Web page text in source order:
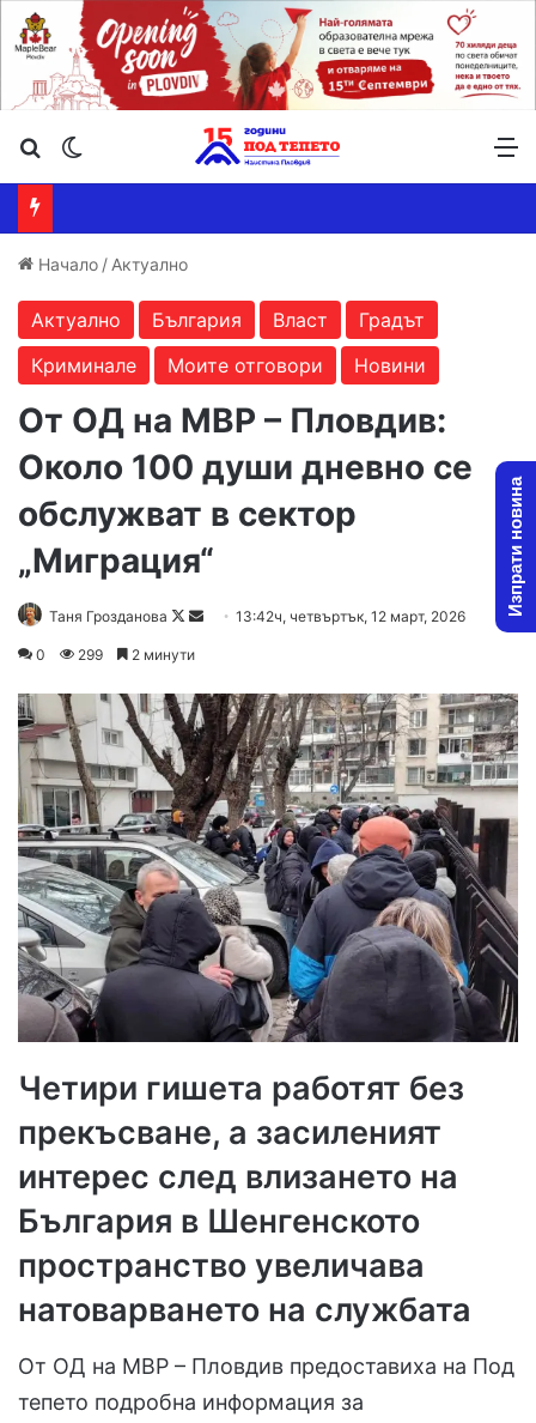
Търсене ...
Начало / Актуално
Актуално България Власт
Градът
Криминале
Моите отговори Новини
От ОД на МВР – Пловдив:
Около 100 души дневно се
обслужват в сектор
„Миграция“
Таня Грозданова
Follow
Send13:42ч, четвъртък, 12 март, 2026
0 299 2 минути
Четири гишета работят без
прекъсване, а засиленият
интерес след влизането на
България в Шенгенското
пространство увеличава
натоварването на службата
От ОД на МВР – Пловдив предоставиха на Под
тепето подробна информация за
Изпрати новина